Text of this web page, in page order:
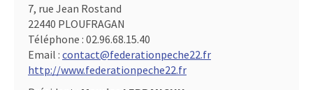
7, rue Jean Rostand
22440 PLOUFRAGAN
Téléphone : 02.96.68.15.40
Email : contact@federationpeche22.fr
http://www.federationpeche22.fr